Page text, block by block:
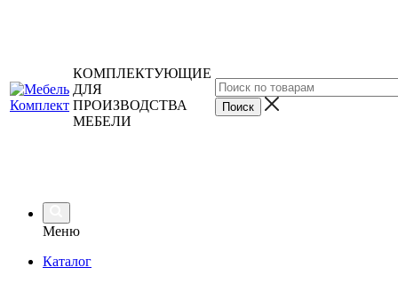
КОМПЛЕКТУЮЩИЕ
ДЛЯ
ПРОИЗВОДСТВА
МЕБЕЛИ
Меню
Каталог